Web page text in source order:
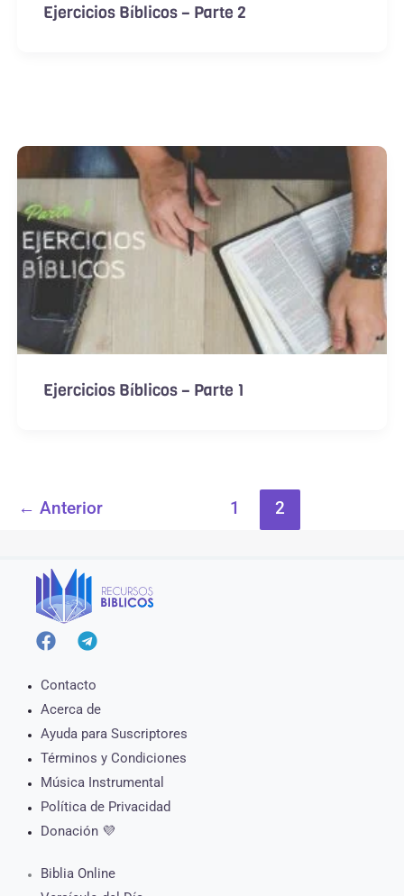
Ejercicios Bíblicos – Parte 2
Ejercicios Bíblicos – Parte 1
← Anterior 1 2
Contacto
Acerca de
Ayuda para Suscriptores
Términos y Condiciones
Música Instrumental
Política de Privacidad
Donación 💜
Biblia Online